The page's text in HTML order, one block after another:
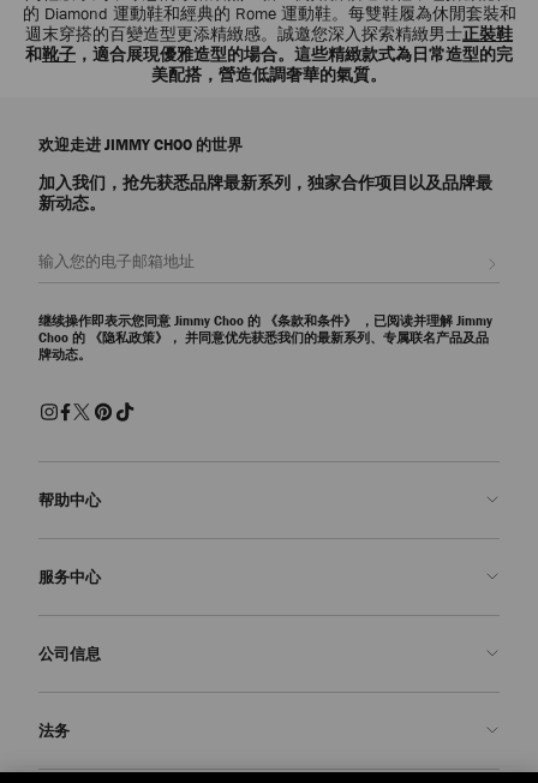
的 Diamond 運動鞋和經典的 Rome 運動鞋。每雙鞋履為休閒套裝和
週末穿搭的百變造型更添精緻感。誠邀您深入探索精緻男士正裝鞋
和靴子 ，適合展現優雅造型的場合。這些精緻款式為日常造型的完
美配搭，營造低調奢華的氣質。
欢迎走进 JIMMY CHOO 的世界
加入我们，抢先获悉品牌最新系列，独家合作项目以及品牌最
新动态。
继续操作即表示您同意 Jimmy Choo 的 《条款和条件》
，已阅读并理解 Jimmy
Choo 的 《隐私政策》， 并同意优先获悉我们的最新系列、专属联名产品及品
牌动态。
帮助中心
常见问题解答
提交退货
送货
服务中心
定制服务
保修服务
公司信息
我们的历史
法务